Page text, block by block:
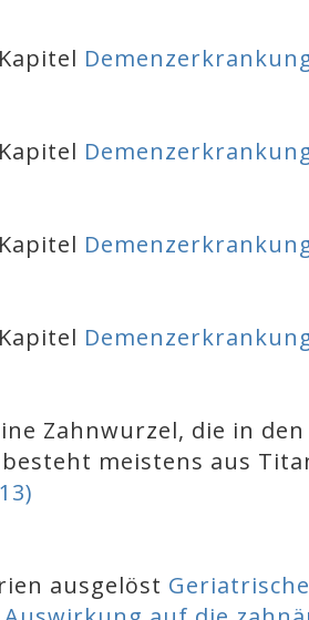
Zahnwurzel, die in
meistens aus
ausgelöst Geriatrische